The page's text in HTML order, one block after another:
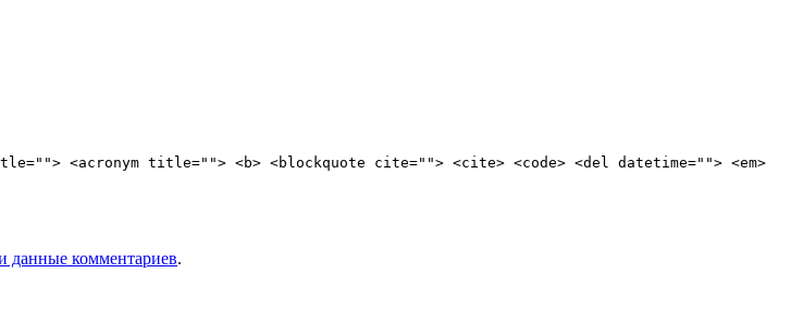
<acronym title=""> <b> <blockquote cite=""> <cite> <code> <del datetime=""> <em>
данные комментариев.